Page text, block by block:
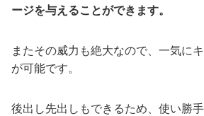
ージを与えることができます。
またその威力も絶大なので、一気に
が可能です。
後出し先出しもできるため、使い勝